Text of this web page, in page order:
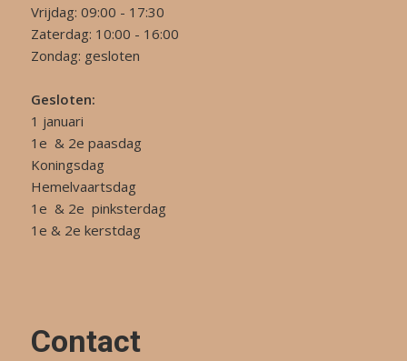
Vrijdag: 09:00 - 17:30
Zaterdag: 10:00 - 16:00
Zondag: gesloten
Gesloten:
1 januari
1e & 2e paasdag
Koningsdag
Hemelvaartsdag
1e & 2e pinksterdag
1e & 2e kerstdag
Contact